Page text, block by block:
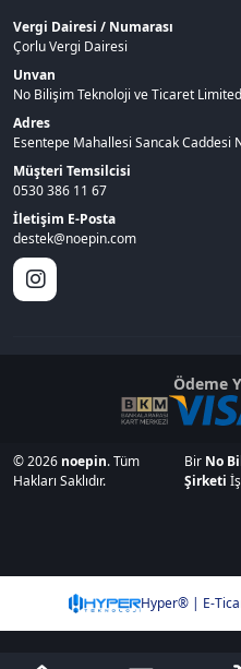
Vergi Dairesi / Numarası
Çorlu Vergi Dairesi
Unvan
No Bilişim Teknoloji ve Ticaret
Adres
Esentepe Mahallesi Sancak Caddesi
Müşteri Temsilcisi
0530 386 11 67
İletişim E-Posta
destek@noepin.com
Ödeme
© 2026 noepin. Tüm
Hakları Saklıdır.
Bir No
Şirketi
Hyper® | E-